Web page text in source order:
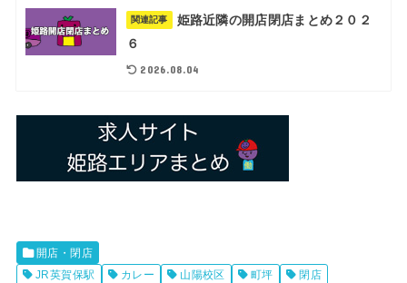
関連記事
姫路近隣の開店閉店まとめ２０２
６
2026.08.04
開店・閉店
JR英賀保駅
カレー 山陽校区 町坪 閉店